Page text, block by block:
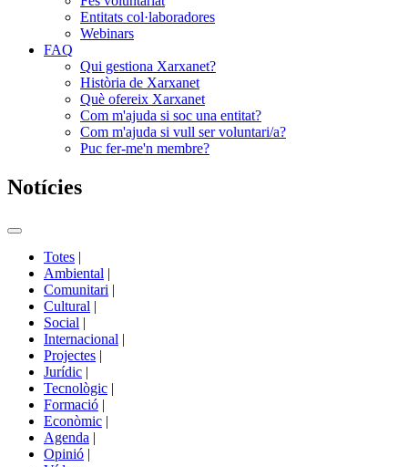
Entitats col·laboradores
Webinars
FAQ
Qui gestiona Xarxanet?
Història de Xarxanet
Què ofereix Xarxanet
Com m'ajuda si soc una entitat?
Com m'ajuda si vull ser voluntari/a?
Puc fer-me'n membre?
Notícies
Commutador
portals
Totes |
Ambiental |
Comunitari |
Cultural |
Social |
Internacional |
Projectes |
Jurídic |
Tecnològic |
Formació |
Econòmic |
Agenda |
Opinió |